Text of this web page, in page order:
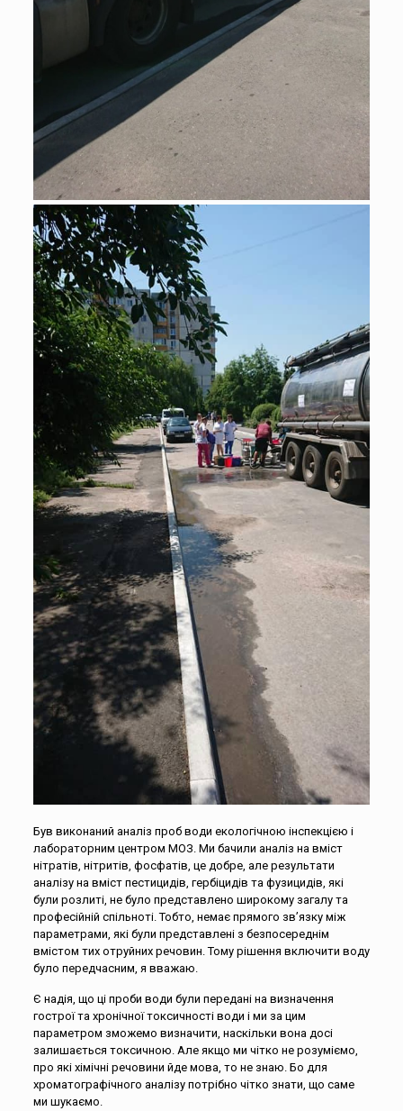
Був виконаний аналіз проб води екологічною інспекцією і
лабораторним центром МОЗ. Ми бачили аналіз на вміст
нітратів, нітритів, фосфатів, це добре, але результати
аналізу на вміст пестицидів, гербіцидів та фузицидів, які
були розлиті, не було представлено широкому загалу та
професійній спільноті. Тобто, немає прямого зв’язку між
параметрами, які були представлені з безпосереднім
вмістом тих отруйних речовин. Тому рішення включити воду
було передчасним, я вважаю.
Є надія, що ці проби води були передані на визначення
гострої та хронічної токсичності води і ми за цим
параметром зможемо визначити, наскільки вона досі
залишається токсичною. Але якщо ми чітко не розуміємо,
про які хімічні речовини йде мова, то не знаю. Бо для
хроматографічного аналізу потрібно чітко знати, що саме
ми шукаємо.